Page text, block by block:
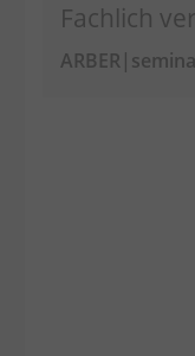
Fachlich